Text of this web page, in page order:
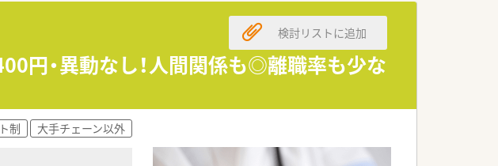
を割けるよう工夫しています。
く、安全に訪問活動ができます。
る職場づくりをしています。
円・異動なし！人間関係も◎離職率も少な
検討リストに追加
制 大手チェーン以外